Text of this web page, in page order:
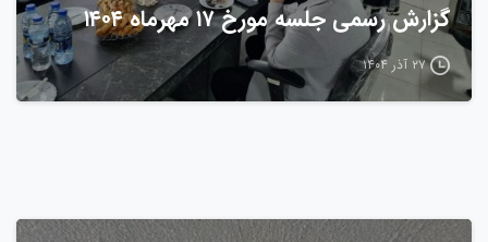
گزارش رسمی جلسه مورخ ۱۷ مهرماه ۱۴۰۴
۲۷ آذر ۱۴۰۴